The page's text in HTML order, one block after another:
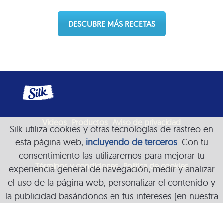
DESCUBRE MÁS RECETAS
Videos Productos Aviso de privacidad
Términos y condiciones Política de cookies
Silk utiliza cookies y otras tecnologías de rastreo en
esta página web, incluyendo de terceros. Con tu
consentimiento las utilizaremos para mejorar tu
experiencia general de navegación, medir y analizar
el uso de la página web, personalizar el contenido y
la publicidad basándonos en tus intereses (en nuestra